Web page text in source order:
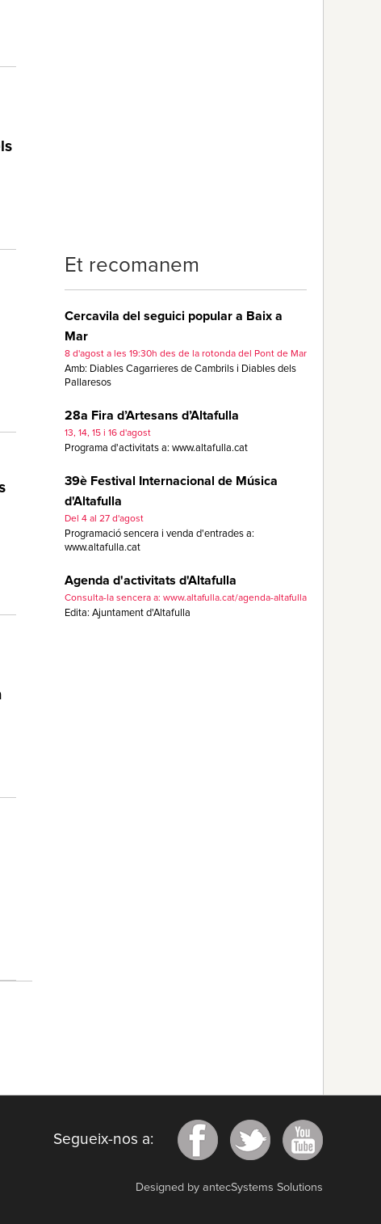
Et recomanem
Cercavila del seguici popular a Baix a
Mar
8 d'agost a les 19:30h des de la rotonda del Pont de Mar
Amb: Diables Cagarrieres de Cambrils i Diables dels
Pallaresos
28a Fira d’Artesans d’Altafulla
13, 14, 15 i 16 d'agost
Programa d'activitats a: www.altafulla.cat
39è Festival Internacional de Música
d'Altafulla
Del 4 al 27 d'agost
Programació sencera i venda d'entrades a:
www.altafulla.cat
Agenda d'activitats d'Altafulla
Consulta-la sencera a: www.altafulla.cat/agenda-altafulla
Edita: Ajuntament d'Altafulla
Segueix-nos a:
Designed by antecSystems Solutions